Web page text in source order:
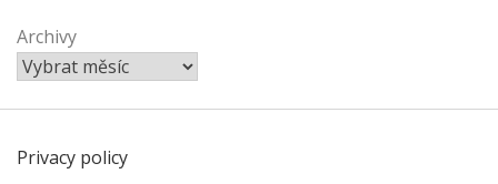
Archivy
Privacy policy